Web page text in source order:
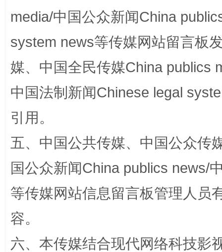
扯下公款旅游的“隐身衣” 如何以
media/中国公众新闻China
system news等传媒网站留言板
媒、中国全民传媒China publics
中国法制新闻Chinese legal
引用。
五、中国公共传媒、中国公众传
国公众新闻China publics news/
等传媒网站信息留言板管理人员
容。
六、本传媒结合现代网络科技影